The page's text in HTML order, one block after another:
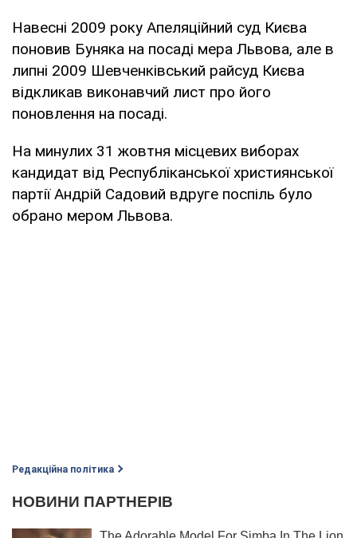
Навесні 2009 року Апеляційний суд Києва
поновив Буняка на посаді мера Львова, але в
липні 2009 Шевченківський райсуд Києва
відкликав виконавчий лист про його
поновлення на посаді.
На минулих 31 жовтня місцевих виборах
кандидат від Республіканської християнської
партії Андрій Садовий вдруге поспіль було
обрано мером Львова.
Редакційна політика